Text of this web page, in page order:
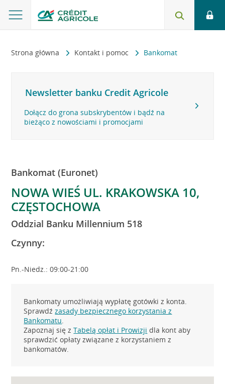
Strona główna Kontakt i pomoc Bankomat
Newsletter banku Credit Agricole
Dołącz do grona subskrybentów i bądź na
bieżąco z nowościami i promocjami
Bankomat (Euronet)
NOWA WIEŚ UL. KRAKOWSKA 10,
CZĘSTOCHOWA
Oddzial Banku Millennium 518
Czynny:
Pn.-Niedz.: 09:00-21:00
Bankomaty umożliwiają wypłatę gotówki z konta.
Sprawdźzasady bezpiecznego korzystania z
Bankomatu.
Zapoznaj się zTabelą opłat i Prowizji dla kont aby
sprawdzić opłaty związane z korzystaniem z
bankomatów.